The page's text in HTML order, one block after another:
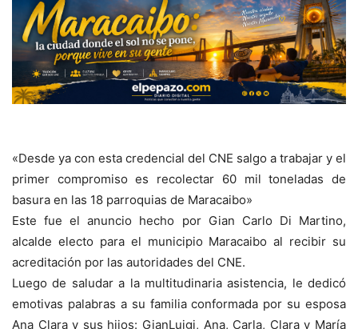
«Desde ya con esta credencial del CNE salgo a trabajar y el
primer compromiso es recolectar 60 mil toneladas de
basura en las 18 parroquias de Maracaibo»
Este fue el anuncio hecho por Gian Carlo Di Martino,
alcalde electo para el municipio Maracaibo al recibir su
acreditación por las autoridades del CNE.
Luego de saludar a la multitudinaria asistencia, le dedicó
emotivas palabras a su familia conformada por su esposa
Ana Clara y sus hijos: GianLuigi, Ana, Carla, Clara y María